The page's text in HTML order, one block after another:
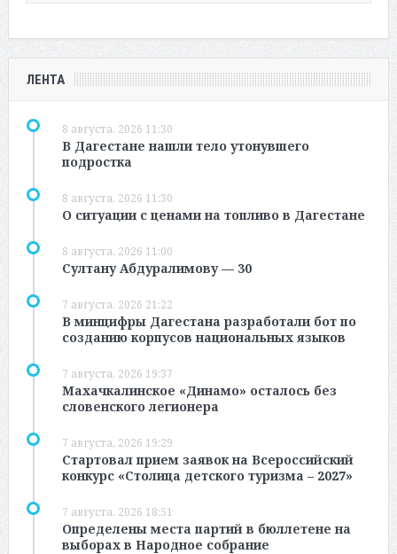
ЛЕНТА
8 августа, 2026 11:30
В Дагестане нашли тело утонувшего
подростка
8 августа, 2026 11:30
О ситуации с ценами на топливо в Дагестане
8 августа, 2026 11:00
Султану Абдуралимову — 30
7 августа, 2026 21:22
В минцифры Дагестана разработали бот по
созданию корпусов национальных языков
7 августа, 2026 19:37
Махачкалинское «Динамо» осталось без
словенского легионера
7 августа, 2026 19:29
Стартовал прием заявок на Всероссийский
конкурс «Столица детского туризма – 2027»
7 августа, 2026 18:51
Определены места партий в бюллетене на
выборах в Народное собрание